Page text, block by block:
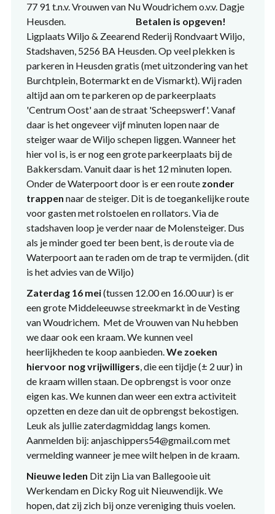
77 91 t.n.v. Vrouwen van Nu Woudrichem o.v.v. Dagje
Heusden. Betalen is opgeven!
Ligplaats Wiljo & Zeearend Rederij Rondvaart Wiljo,
Stadshaven, 5256 BA Heusden. Op veel plekken is
parkeren in Heusden gratis (met uitzondering van het
Burchtplein, Botermarkt en de Vismarkt). Wij raden
altijd aan om te parkeren op de parkeerplaats
'Centrum Oost' aan de straat 'Scheepswerf'. Vanaf
daar is het ongeveer vijf minuten lopen naar de
steiger waar de Wiljo schepen liggen. Wanneer het
hier vol is, is er nog een grote parkeerplaats bij de
Bakkersdam. Vanuit daar is het 12 minuten lopen.
Onder de Waterpoort door is er een route zonder
trappen naar de steiger. Dit is de toegankelijke route
voor gasten met rolstoelen en rollators. Via de
stadshaven loop je verder naar de Molensteiger. Dus
als je minder goed ter been bent, is de route via de
Waterpoort aan te raden om de trap te vermijden. (dit
is het advies van de Wiljo)
Zaterdag 16 mei(tussen 12.00 en 16.00 uur) is er
een grote Middeleeuwse streekmarkt in de Vesting
van Woudrichem. Met de Vrouwen van Nu hebben
we daar ook een kraam. We kunnen veel
heerlijkheden te koop aanbieden.We zoeken
hiervoor nog vrijwilligers, die een tijdje (± 2 uur) in
de kraam willen staan. De opbrengst is voor onze
eigen kas. We kunnen dan weer een extra activiteit
opzetten en deze dan uit de opbrengst bekostigen.
Leuk als jullie zaterdagmiddag langs komen.
Aanmelden bij: anjaschippers54@gmail.com met
vermelding wanneer je mee wilt helpen in de kraam.
Nieuwe leden Dit zijn Lia van Ballegooie uit
Werkendam en Dicky Rog uit Nieuwendijk. We
hopen, dat zij zich bij onze vereniging thuis voelen.